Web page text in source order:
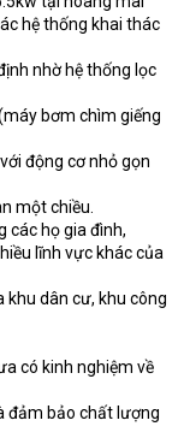
hệ thống khai thác
nhờ hệ thống lọc
bơm chìm giếng
động cơ nhỏ gọn
một chiều.
các họ gia đình,
lĩnh vực khác của
khu dân cư, khu công
có kinh nghiệm về
đảm bảo chất lượng